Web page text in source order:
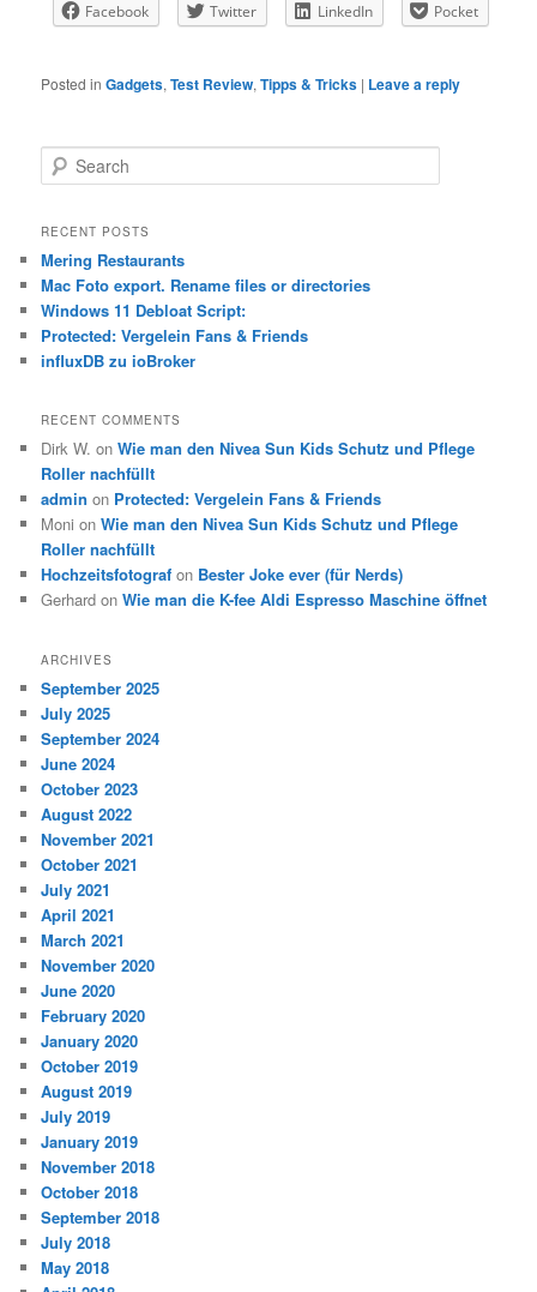
Facebook Twitter LinkedIn Pocket
Posted in Gadgets,Test Review,Tipps & Tricks | Leave a reply
e
r
h
RECENT POSTS
Mering Restaurants
Mac Foto export. Rename files or directories
Windows 11 Debloat Script:
Protected: Vergelein Fans & Friends
influxDB zu ioBroker
RECENT COMMENTS
Dirk W. onWie man den Nivea Sun Kids Schutz und Pflege
Roller nachfüllt
admin on Protected: Vergelein Fans & Friends
Moni onWie man den Nivea Sun Kids Schutz und Pflege
Roller nachfüllt
Hochzeitsfotograf on Bester Joke ever (für Nerds)
Gerhard onWie man die K-fee Aldi Espresso Maschine öffnet
ARCHIVES
September 2025
July 2025
September 2024
June 2024
October 2023
August 2022
November 2021
October 2021
July 2021
April 2021
March 2021
November 2020
June 2020
February 2020
January 2020
October 2019
August 2019
July 2019
January 2019
November 2018
October 2018
September 2018
July 2018
May 2018